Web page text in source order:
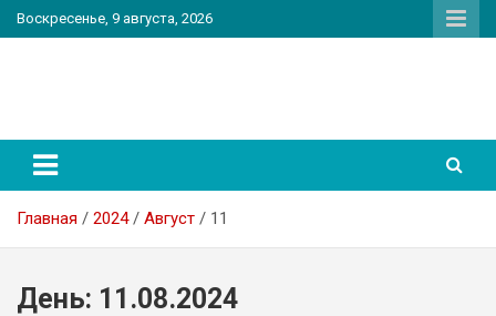
Перейти
к
Воскресенье, 9 августа, 2026
Главная 2024 Август 11
День: 11.08.2024